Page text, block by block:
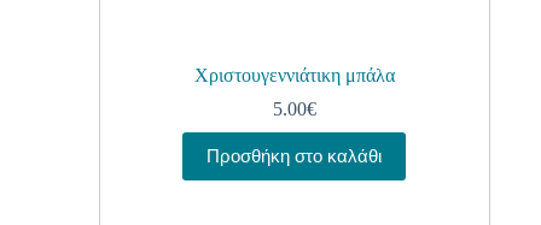
Χριστουγεννιάτικη μπάλα
5.00€
Προσθήκη στο καλάθι